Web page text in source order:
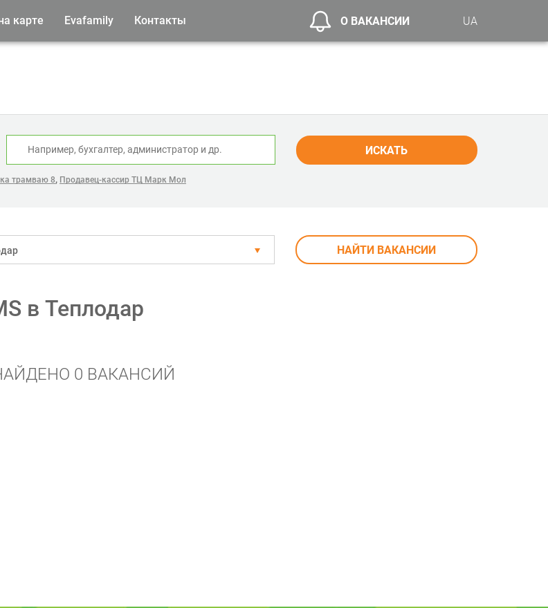
карте Evafamily Контакты О ВАКАНСИИ UA
ИСКАТЬ
трамваю 8, Продавец-кассир ТЦ Марк Мол
НАЙТИ ВАКАНСИИ
в Теплодар
0 ВАКАНСИЙ